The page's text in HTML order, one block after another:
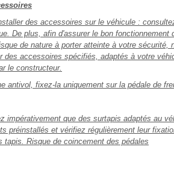
des accessoires sur le véhicule :
De plus, afin d'assurer le bon fonctionnement
de nature à porter atteinte à votre sécurité,
des accessoires spécifiés, adaptés à votre
le constructeur.
antivol, fixez-la uniquement sur la pédale de
impérativement que des surtapis adaptés au
préinstallés et vérifiez régulièrement leur
tapis. Risque de coincement des pédales